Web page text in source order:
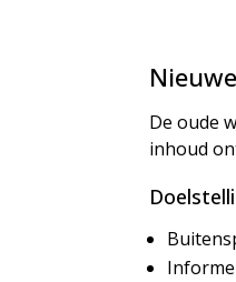
De oude
inhoud